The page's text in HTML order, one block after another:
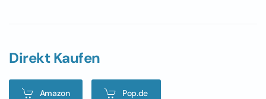
Direkt Kaufen
Amazon Pop.de